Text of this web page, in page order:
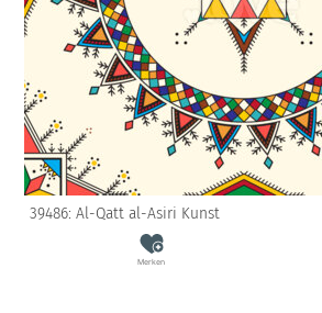
39486: Al-Qatt al-Asiri Kunst
Merken